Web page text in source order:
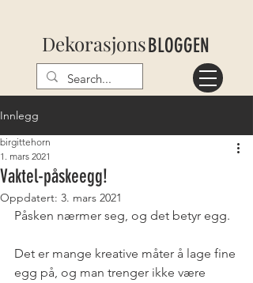
DekorasjonsBLOGGEN
Innlegg
Vaktel-påskeegg!
birgittehorn
1. mars 2021
Oppdatert: 3. mars 2021
Påsken nærmer seg, og det betyr egg.
Det er mange kreative måter å lage fine
egg på, og man trenger ikke være